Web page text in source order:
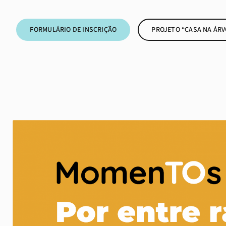
FORMULÁRIO DE INSCRIÇÃO PROJETO “CASA NA